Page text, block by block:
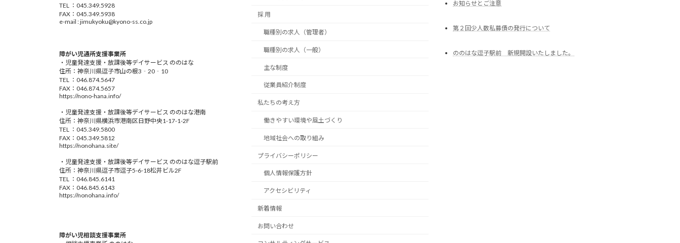
TEL ：045.349.5928
FAX：045.349.5938
e-mail : jimukyoku@kyono-ss.co.jp
障がい児通所支援事業所
・児童発達支援・放課後等デイサービス ののはな
住所：神奈川県逗子市山の根3‐20‐10
TEL ：046.874.5647
FAX：046.874.5657
https://nono-hana.info/
・児童発達支援・放課後等デイサービス ののはな港南
住所：神奈川県横浜市港南区日野中央1-17-1-2F
TEL ：045.349.5800
FAX：045.349.5812
https://nonohana.site/
・児童発達支援・放課後等デイサービス ののはな逗子駅前
住所：神奈川県逗子市逗子5-6-18松井ビル2F
TEL ：046.845.6141
FAX：046.845.6143
https://nonohana.info/
障がい児相談支援事業所
採 用
職種別の求人（管理者）
職種別の求人（一般）
主な制度
従業員紹介制度
私たちの考え方
働きやすい環境や風土づくり
地域社会への取り組み
プライバシーポリシー
個人情報保護方針
アクセシビリティ
新着情報
お問い合わせ
お知らせとご注意
第２回少人数私募債の発行について
ののはな逗子駅前 新規開設いたしました。